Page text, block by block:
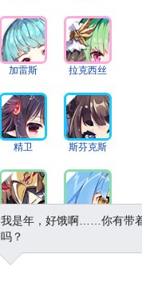
加雷斯 拉克西丝
精卫 斯芬克斯
格里芬 珀加索斯
我是年，好饿啊……你有带
吗？